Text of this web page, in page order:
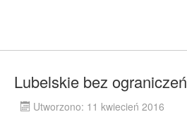
Lubelskie bez ograniczeń
Utworzono: 11 kwiecień 2016